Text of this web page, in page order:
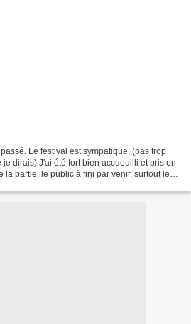
Le festival est sympatique, (pas trop
dirais) J'ai été fort bien accueuilli et pris en
la partie, le public à fini par venir, surtout le